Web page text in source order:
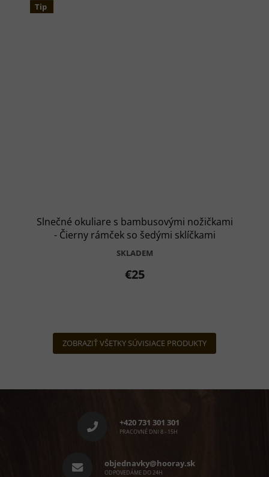
Tip
Slnečné okuliare s bambusovými nožičkami
- Čierny rámček so šedými sklíčkami
SKLADEM
€25
ZOBRAZIŤ VŠETKY SÚVISIACE PRODUKTY
Z
+420 731 301 301
PRACOVNÉ DNI 8 - 15H
objednavky@hooray.sk
ODPOVEDÁME DO 24H